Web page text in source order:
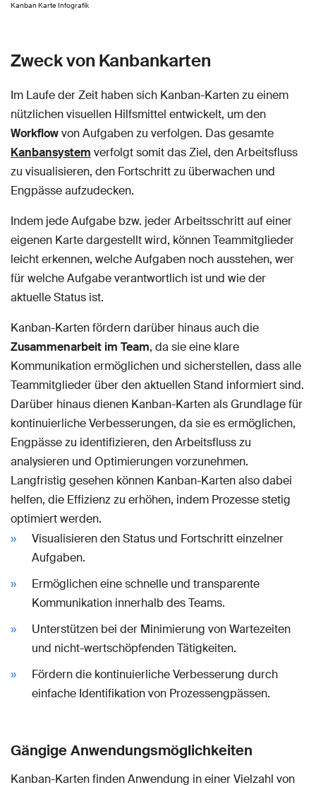
Kanban Karte Infografik
Zweck von Kanbankarten
Im Laufe der Zeit haben sich Kanban-Karten zu einem
nützlichen visuellen Hilfsmittel entwickelt, um den
Workflowvon Aufgaben zu verfolgen. Das gesamte
Kanbansystem verfolgt somit das Ziel, den Arbeitsfluss
zu visualisieren, den Fortschritt zu überwachen und
Engpässe aufzudecken.
Indem jede Aufgabe bzw. jeder Arbeitsschritt auf einer
eigenen Karte dargestellt wird, können Teammitglieder
leicht erkennen, welche Aufgaben noch ausstehen, wer
für welche Aufgabe verantwortlich ist und wie der
aktuelle Status ist.
Kanban-Karten fördern darüber hinaus auch die
Zusammenarbeit im Team, da sie eine klare
Kommunikation ermöglichen und sicherstellen, dass alle
Teammitglieder über den aktuellen Stand informiert sind.
Darüber hinaus dienen Kanban-Karten als Grundlage für
kontinuierliche Verbesserungen, da sie es ermöglichen,
Engpässe zu identifizieren, den Arbeitsfluss zu
analysieren und Optimierungen vorzunehmen.
Langfristig gesehen können Kanban-Karten also dabei
helfen, die Effizienz zu erhöhen, indem Prozesse stetig
optimiert werden.
Visualisieren den Status und Fortschritt einzelner
Aufgaben.
Ermöglichen eine schnelle und transparente
Kommunikation innerhalb des Teams.
Unterstützen bei der Minimierung von Wartezeiten
und nicht-wertschöpfenden Tätigkeiten.
Fördern die kontinuierliche Verbesserung durch
einfache Identifikation von Prozessengpässen.
Gängige Anwendungsmöglichkeiten
Kanban-Karten finden Anwendung in einer Vielzahl von